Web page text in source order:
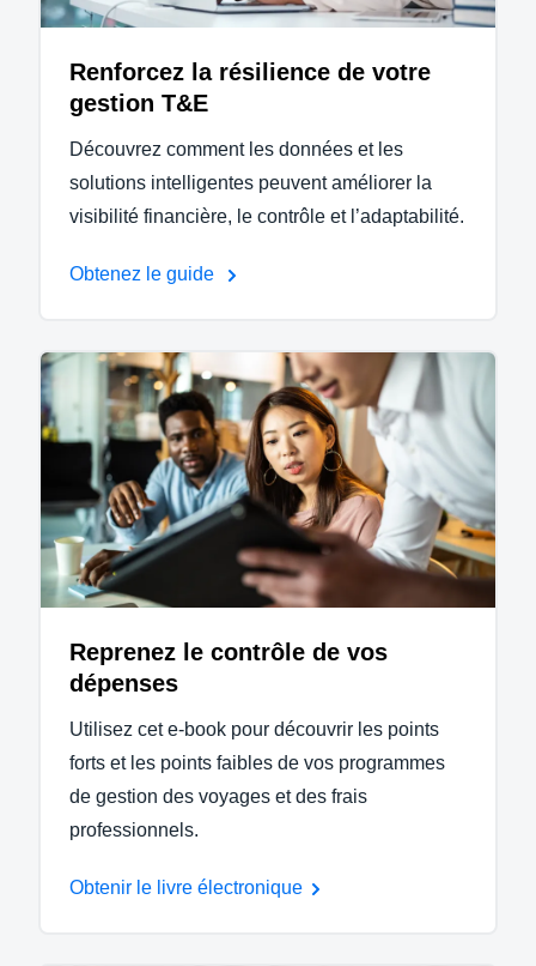
Renforcez la résilience de votre
gestion T&E
Découvrez comment les données et les
solutions intelligentes peuvent améliorer la
visibilité financière, le contrôle et l’adaptabilité.
Obtenez le guide
Reprenez le contrôle de vos
dépenses
Utilisez cet e-book pour découvrir les points
forts et les points faibles de vos programmes
de gestion des voyages et des frais
professionnels.
Obtenir le livre électronique